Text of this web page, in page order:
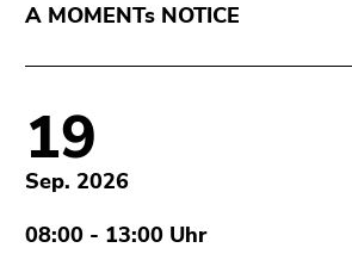
A MOMENTs NOTICE
19
Sep. 2026
08:00 - 13:00 Uhr